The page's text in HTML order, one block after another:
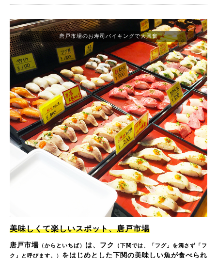
唐戸市場のお寿司バイキングで大興奮
美味しくて楽しいスポット、唐戸市場
唐戸市場 （からといちば） は、フク
（下関では、「フグ」を濁さず「フ
ク」と呼びます。） をはじめとした下関の美味しい魚が食べられ